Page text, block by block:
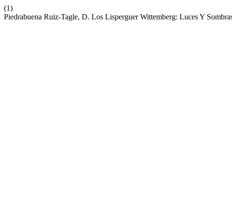
(1)
Piedrabuena Ruiz-Tagle, D. Los Lisperguer Wittemberg: Luces Y